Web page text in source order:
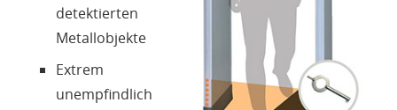
detektierten
Metallobjekte
Extrem
unempfindlich